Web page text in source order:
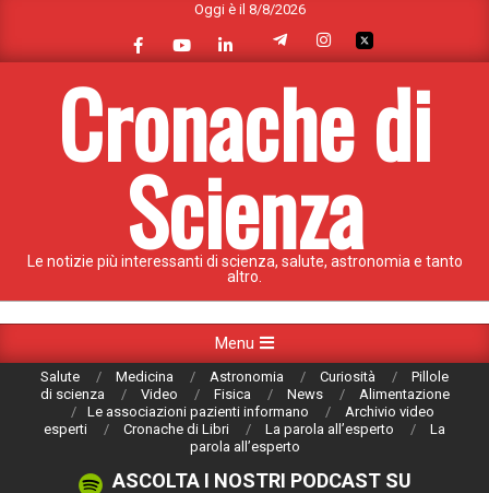
content
Oggi è il 8/8/2026
Cronache di
Scienza
Le notizie più interessanti di scienza, salute, astronomia e tanto
altro.
Navigation
Menu
Salute Medicina Astronomia Curiosità
Pillole
di scienza
Video Fisica News
Alimentazione
Le associazioni pazienti informano
Archivio video
esperti
Cronache di Libri La parola all’esperto
La
parola all’esperto
ASCOLTA I NOSTRI PODCAST SU